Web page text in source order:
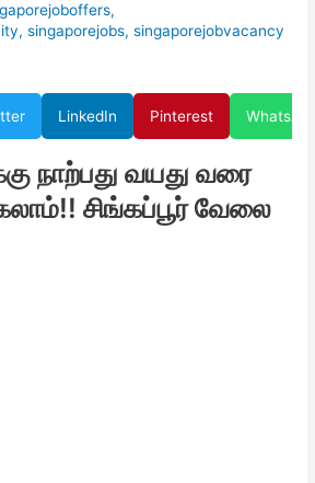
,
,singaporejobs,singaporejobvacancy
LinkedIn Pinterest
நாற்பது வயது வரை
சிங்கப்பூர் வேலை